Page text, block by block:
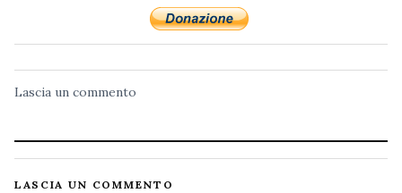
Lascia un commento
LASCIA UN COMMENTO